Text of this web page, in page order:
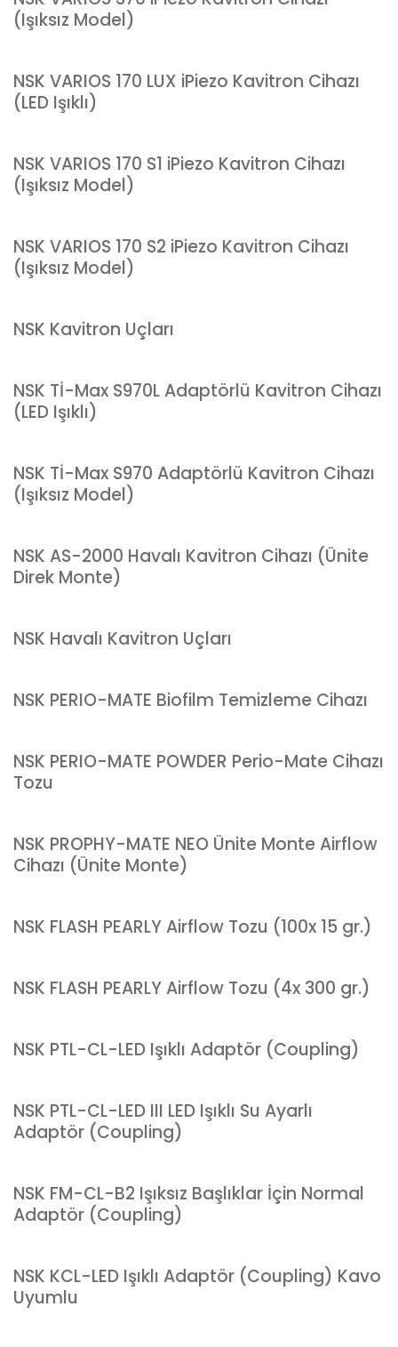
(Işıksız Model)
NSK VARIOS 170 LUX iPiezo Kavitron Cihazı
(LED Işıklı)
NSK VARIOS 170 S1 iPiezo Kavitron Cihazı
(Işıksız Model)
NSK VARIOS 170 S2 iPiezo Kavitron Cihazı
(Işıksız Model)
NSK Kavitron Uçları
NSK Tİ-Max S970L Adaptörlü Kavitron Cihazı
(LED Işıklı)
NSK Tİ-Max S970 Adaptörlü Kavitron Cihazı
(Işıksız Model)
NSK AS-2000 Havalı Kavitron Cihazı (Ünite
Direk Monte)
NSK Havalı Kavitron Uçları
NSK PERIO-MATE Biofilm Temizleme Cihazı
NSK PERIO-MATE POWDER Perio-Mate Cihazı
Tozu
NSK PROPHY-MATE NEO Ünite Monte Airflow
Cihazı (Ünite Monte)
NSK FLASH PEARLY Airflow Tozu (100x 15 gr.)
NSK FLASH PEARLY Airflow Tozu (4x 300 gr.)
NSK PTL-CL-LED Işıklı Adaptör (Coupling)
NSK PTL-CL-LED III LED Işıklı Su Ayarlı
Adaptör (Coupling)
NSK FM-CL-B2 Işıksız Başlıklar İçin Normal
Adaptör (Coupling)
NSK KCL-LED Işıklı Adaptör (Coupling) Kavo
Uyumlu